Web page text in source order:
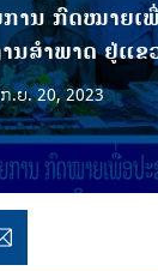
ານ ກົດໝາຍເ
ນສຳພາດ ຢູ່ແຂ
ກ.ຍ. 20, 2023